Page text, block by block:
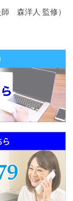
師 森洋人 監修）